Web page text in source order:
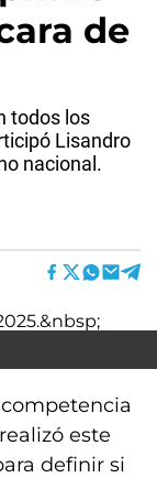
de
todos los
Lisandro
nacional.
este
definir si